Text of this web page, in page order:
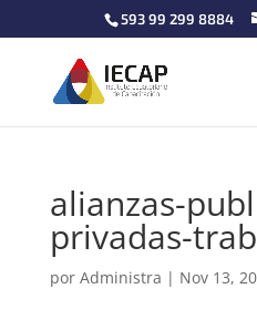
593 99 299 8884
alianzas-
privadas-
por Administra | Nov 13,